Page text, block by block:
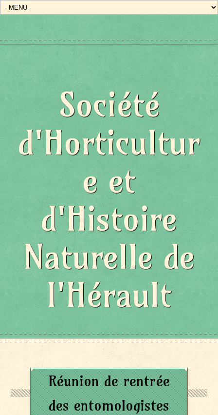
Société
d'Horticultur
e et
d'Histoire
Naturelle de
l'Hérault
Réunion de rentrée
des entomologistes